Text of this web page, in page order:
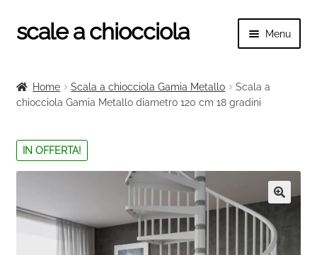
Vai
alla
Vai
al
scale a chiocciola Menu
Tutte le scale
Categorie scale
menu
child
Ringhiere e balaustre
il
child
Home Scala a chiocciola Gamia Metallo
Scala a
chiocciola Gamia Metallo diametro 120 cm 18 gradini
IN OFFERTA!